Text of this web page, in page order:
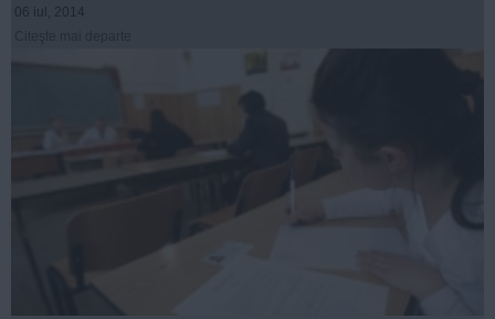
06 iul, 2014